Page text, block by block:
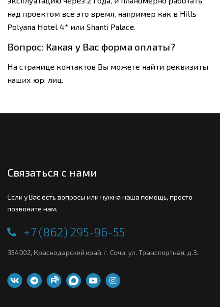
над проектом все это время, например как в Hills
Polyana Hotel 4* или Shanti Palace.
Вопрос: Какая у Вас форма оплаты?
На странице контактов Вы можете найти реквизиты
наших юр. лиц.
Связаться с нами
Если у Вас есть вопросы или нужна наша помощь, просто
позвоните нам.
+7 (862) 295-96-55
354002, Краснодарский край, г. Сочи, ул. Транспортная, д.3.